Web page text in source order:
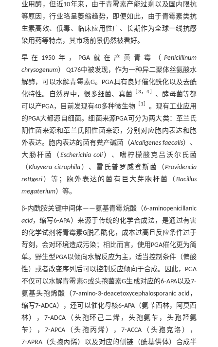
业用酶，但近10年来，由于青霉素产能过剩以及国内限抗
等原因，行业略呈萎缩趋势，即便如此，由于青霉素类抗
生素高效、低毒、临床应用性广、长期作为全球一线抗感
染用药等特点，其市场前景仍然被看好。
早在1950年，PGA就在产黄青霉（Penicillinum
chrysogenum） Q176中被发现，作为一种异二聚体丝氨酸水
解酶，可以水解青霉素G。PGA具有良好催化酰化以及去酰
化特性。自然界中，很多细菌、真菌
［3，4］ 、酵母菌等都
可以产PGA，目前发现有40多种微生物 ［1］ 。现有工业应用
的PGA大都源自细菌。细菌来源PGA可分为两大类：革兰氏
阴性菌来源和革兰氏阳性菌来源，分别对应胞内表达和胞
外表达。胞内表达的菌有粪产碱菌（Alcaligenes faecalis）、
大肠杆菌（Escherichia coli ）、嗜柠檬酸克吕沃尔氏菌
（Kluyvera citrophila ）、雷氏普罗威登斯菌（Providencia
rettgeri）等；胞外表达的菌有巨大芽胞杆菌（Bacillus
megaterium）等。
β⁃内酰胺关键中间体——氨基青霉烷酸（6⁃aminopenicillanic
acid，缩写6⁃APA）来源于传统的化学合成法，是通过有害
的化学试剂将青霉素G脱乙酰化，成本过高且反应条件过于
苛刻，会对环境造成污染；相比而言，使用PGA催化更为简
单。野生型PGA以倾向水解反应为主，适当控制条件（偏酸
性）或者改变序列后可以控制反应倾向于合成。因此，PGA
不仅可以水解青霉素G或头孢菌素G生成对应的6⁃APA以及7⁃
氨基头孢烯酸（7⁃amino⁃3⁃deacetoxycephalosporanic acid，
缩写7⁃ADCA），还可以催化母核6⁃APA（氨苄西林，阿莫西
林），7⁃ADCA（头孢环己二烯，头孢氨苄，头孢羟氨
苄），7⁃APCA（头孢丙烯），7⁃ACCA（头孢克洛），
7⁃APRA（头孢丙烯）以及对应的侧链（酰基供体）合成半